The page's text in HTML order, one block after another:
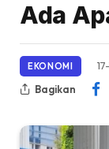
Ada
EKONOMI
Bagikan